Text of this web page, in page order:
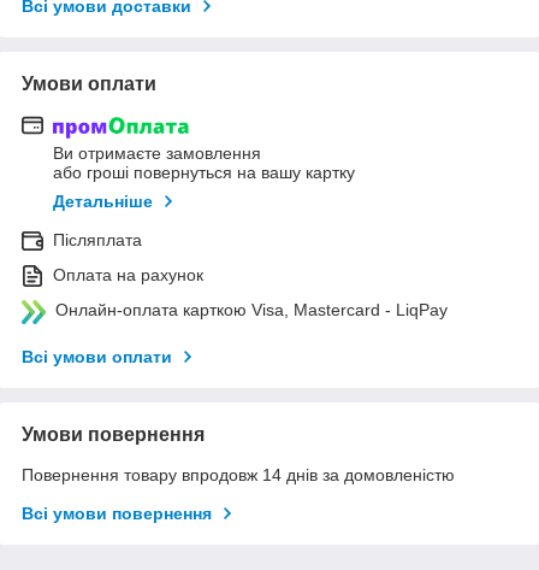
Всі умови доставки
Умови оплати
Ви отримаєте замовлення
або гроші повернуться на вашу картку
Детальніше
Післяплата
Оплата на рахунок
Онлайн-оплата карткою Visa, Mastercard - LiqPay
Всі умови оплати
Умови повернення
Повернення товару впродовж 14 днів за домовленістю
Всі умови повернення